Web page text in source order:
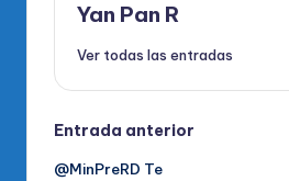
Yan Pan R
Ver todas las entradas
Navegación
Entrada anterior
@MinPreRD Te